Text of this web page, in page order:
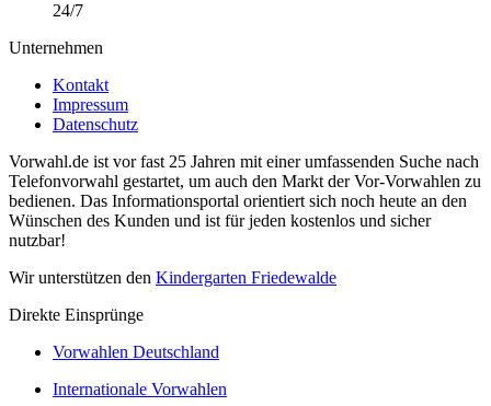
24/7
Unternehmen
Kontakt
Impressum
Datenschutz
Vorwahl.de ist vor fast 25 Jahren mit einer umfassenden Suche nach
Telefonvorwahl gestartet, um auch den Markt der Vor-Vorwahlen zu
bedienen. Das Informationsportal orientiert sich noch heute an den
Wünschen des Kunden und ist für jeden kostenlos und sicher
nutzbar!
Wir unterstützen den Kindergarten Friedewalde
Direkte Einsprünge
Vorwahlen Deutschland
Internationale Vorwahlen